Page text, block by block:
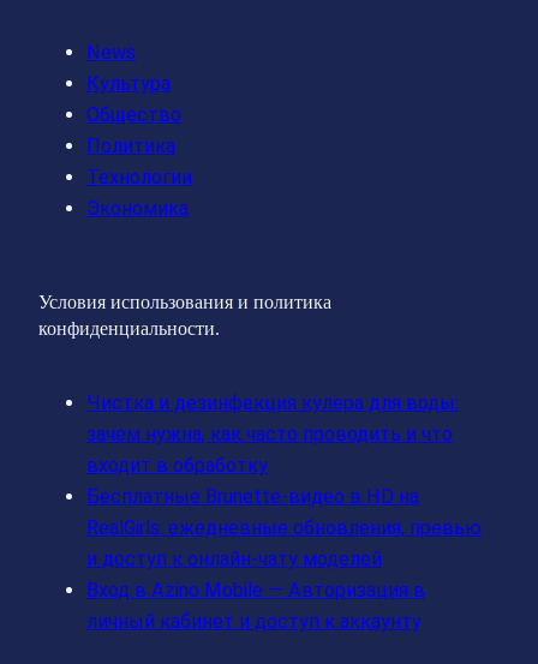
News
Культура
Общество
Политика
Технологии
Экономика
Условия использования и политика
конфиденциальности.
Чистка и дезинфекция кулера для воды:
зачем нужна, как часто проводить и что
входит в обработку
Бесплатные Brunette‑видео в HD на
RealGirls: ежедневные обновления, превью
и доступ к онлайн‑чату моделей
Вход в Azino Mobile — Авторизация в
личный кабинет и доступ к аккаунту